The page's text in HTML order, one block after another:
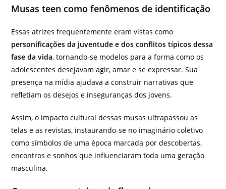
Musas teen como fenômenos de identificação
Essas atrizes frequentemente eram vistas como
personificações da juventude e dos conflitos típicos dessa
fase da vida, tornando-se modelos para a forma como os
adolescentes desejavam agir, amar e se expressar. Sua
presença na mídia ajudava a construir narrativas que
refletiam os desejos e inseguranças dos jovens.
Assim, o impacto cultural dessas musas ultrapassou as
telas e as revistas, instaurando-se no imaginário coletivo
como símbolos de uma época marcada por descobertas,
encontros e sonhos que influenciaram toda uma geração
masculina.